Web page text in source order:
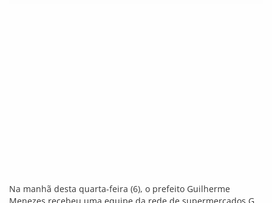
Estádio Lomanto Júnior está pronto para